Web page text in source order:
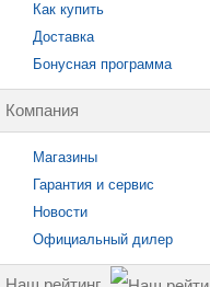
Как купить
Доставка
Бонусная программа
Компания
Магазины
Гарантия и сервис
Новости
Официальный дилер